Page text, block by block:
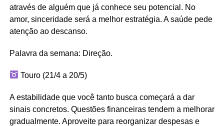
através de alguém que já conhece seu potencial. No
amor, sinceridade será a melhor estratégia. A saúde pede
atenção ao descanso.
Palavra da semana: Direção.
Touro (21/4 a 20/5)
A estabilidade que você tanto busca começará a dar
sinais concretos. Questões financeiras tendem a melhorar
gradualmente. Aproveite para reorganizar despesas e